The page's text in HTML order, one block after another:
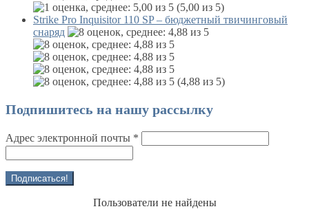
(5,00 из 5)
Strike Pro Inquisitor 110 SP – бюджетный твичинговый
снаряд
(4,88 из 5)
Подпишитесь на нашу рассылку
Адрес электронной почты *
Пользователи не найдены